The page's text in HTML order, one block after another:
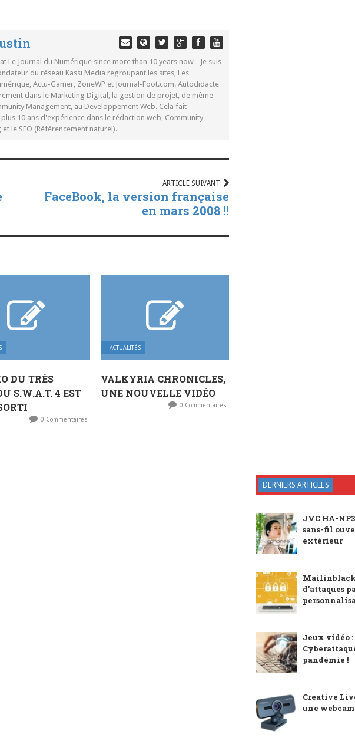
Le Journal du Numérique since more than 10 years now - Je suis
du réseau Kassi Media regroupant les sites, Les
Actu-Gamer, ZoneWP et Journal-Foot.com. Autodidacte
dans le Marketing Digital, la gestion de projet, de même
Management, au Developpement Web. Cela fait
10 ans d'expérience dans le rédaction web, Community
le SEO (Référencement naturel).
ARTICLE SUIVANT
FaceBook, la version française
en mars 2008 !!
DU TRÈS
S.W.A.T. 4 EST
0 Commentaires
ACTUALITÉS
VALKYRIA CHRONICLES,
UNE NOUVELLE VIDÉO
0 Commentaires
DERNIERS ARTICLES
JVC HA-
sans-fil
extérieur
Mailinblack
d’attaques
Jeux vidéo :
pandémie !
Creative
une